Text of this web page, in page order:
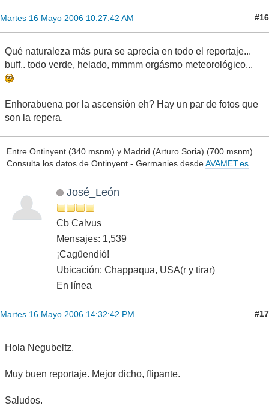
Martes 16 Mayo 2006 10:27:42 AM #16
Qué naturaleza más pura se aprecia en todo el reportaje...
buff.. todo verde, helado, mmmm orgásmo meteorológico...
Enhorabuena por la ascensión eh? Hay un par de fotos que
son la repera.
Entre Ontinyent (340 msnm) y Madrid (Arturo Soria) (700 msnm)
Consulta los datos de Ontinyent - Germanies desdeAVAMET.es
José_León
Cb Calvus
Mensajes: 1,539
¡Cagüendió!
Ubicación: Chappaqua, USA(r y tirar)
En línea
Martes 16 Mayo 2006 14:32:42 PM #17
Hola Negubeltz.
Muy buen reportaje. Mejor dicho, flipante.
Saludos.